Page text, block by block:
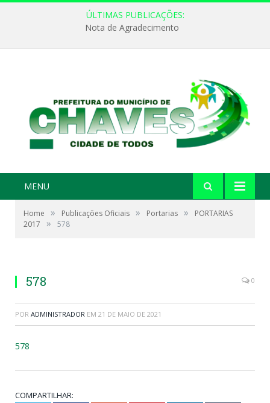
ÚLTIMAS PUBLICAÇÕES:
Nota de Agradecimento
MENU
Home » Publicações Oficiais » Portarias »
PORTARIAS
2017
» 578
578 0
POR ADMINISTRADOR EM 21 DE MAIO DE 2021
578
COMPARTILHAR: